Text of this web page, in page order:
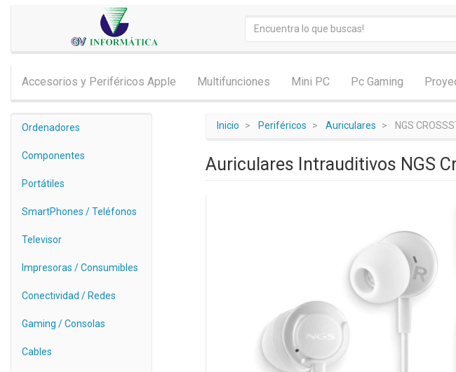
Accesorios y Periféricos Apple Multifunciones Mini PC Pc Gaming
Ordenadores
Componentes
Portátiles
SmartPhones / Teléfonos
Televisor
Impresoras / Consumibles
Conectividad / Redes
Gaming / Consolas
Cables
Inicio Periféricos Auriculares NGS
Auriculares Intrauditivos NGS